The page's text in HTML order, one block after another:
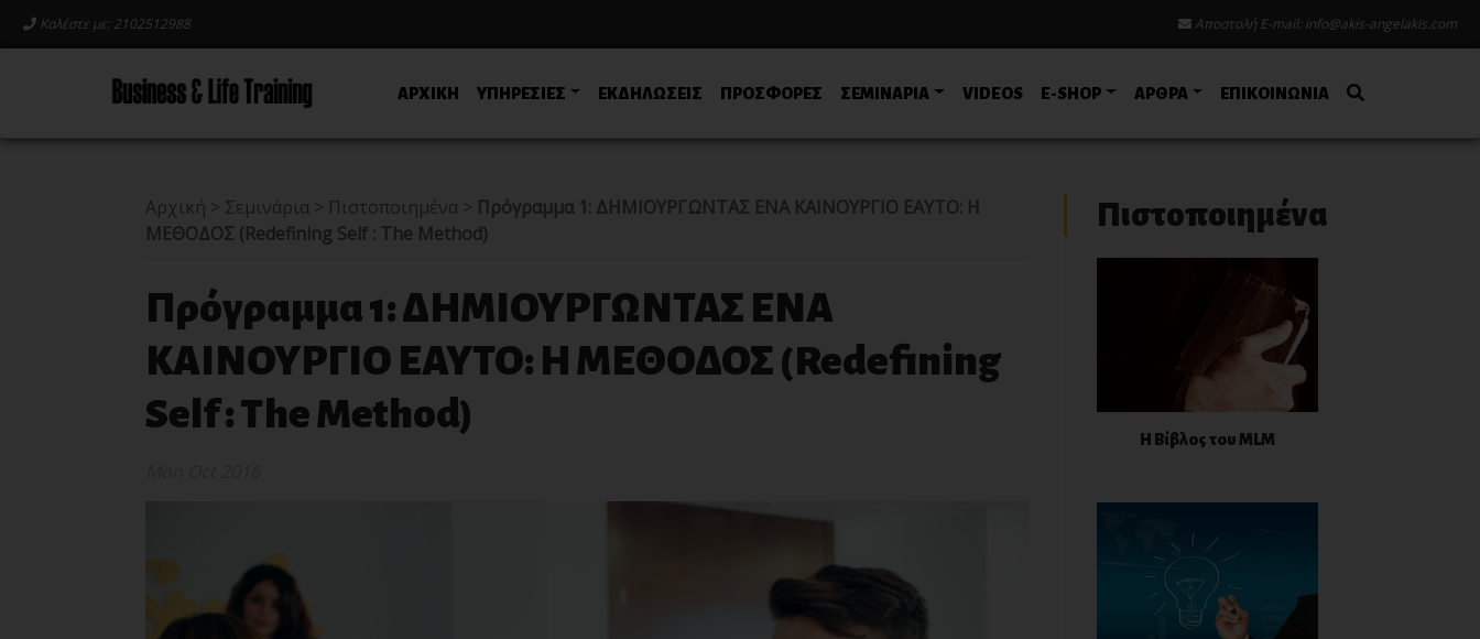
Καλέστε με: 2102512988 Αποστολή E-mail: info@akis-angelakis.com
ΑΡΧΙΚΗ ΥΠΗΡΕΣΙΕΣ ΕΚΔΗΛΩΣΕΙΣ ΠΡΟΣΦΟΡΕΣ ΣΕΜΙΝΑΡΙΑ VIDEOS E-SHOP ΑΡΘΡΑ ΕΠΙΚΟΙΝΩΝΙΑ
Αρχική > Σεμινάρια > Πιστοποιημένα > Πρόγραμμα 1: ΔΗΜΙΟΥΡΓΩΝΤΑΣ ΕΝΑ ΚΑΙΝΟΥΡΓΙΟ ΕΑΥΤΟ: Η
ΜΕΘΟΔΟΣ (Redefining Self : The Method)
Πρόγραμμα 1: ΔΗΜΙΟΥΡΓΩΝΤΑΣ ΕΝΑ
ΚΑΙΝΟΥΡΓΙΟ ΕΑΥΤΟ: Η ΜΕΘΟΔΟΣ (Redefining
Self : The Method)
Πιστοποιημένα
Η Βίβλος του MLM